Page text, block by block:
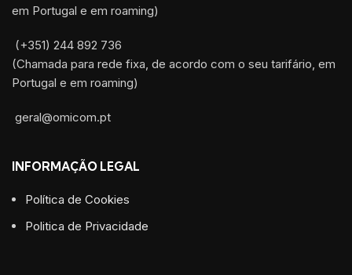
em Portugal e em roaming)
(+351) 244 892 736
(Chamada para rede fixa, de acordo com o seu tarifário, em
Portugal e em roaming)
geral@omicom.pt
INFORMAÇÃO LEGAL
Política de Cookies
Politica de Privacidade